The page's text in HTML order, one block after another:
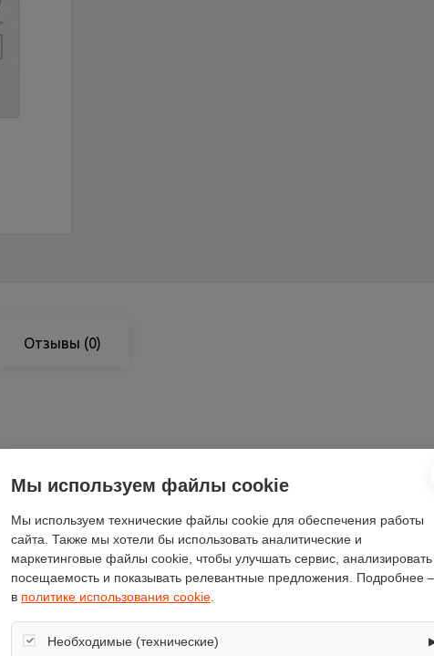
Отзывы (0)
42.5
41
есть
Мы используем файлы cookie
Мы используем технические файлы cookie для обеспечения работы
сайта. Также мы хотели бы использовать аналитические и
маркетинговые файлы cookie, чтобы улучшать сервис, анализировать
посещаемость и показывать релевантные предложения. Подробнее
в политике использования cookie
Необходимые (технические)